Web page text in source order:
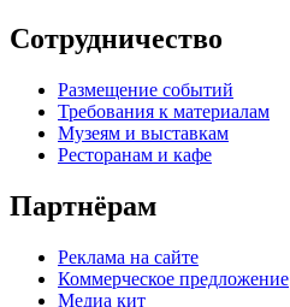
Сотрудничество
Размещение событий
Требования к материалам
Музеям и выставкам
Ресторанам и кафе
Партнёрам
Реклама на сайте
Коммерческое предложение
Медиа кит